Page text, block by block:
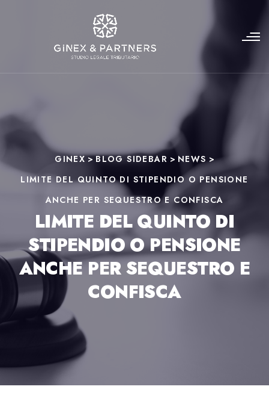
GINEX>BLOG SIDEBAR > NEWS >
LIMITE DEL QUINTO DI STIPENDIO O PENSIONE
ANCHE PER SEQUESTRO E CONFISCA
LIMITE DEL QUINTO DI
STIPENDIO O PENSIONE
ANCHE PER SEQUESTRO E
CONFISCA